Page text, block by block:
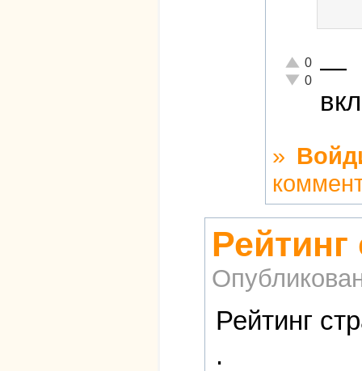
Отлично!
0
Неадекватно!
0 —
»
Рейтинг
.